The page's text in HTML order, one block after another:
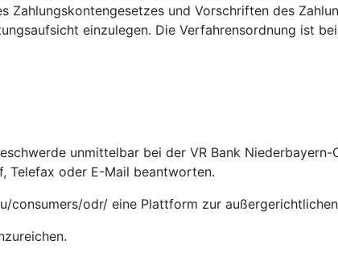
Zahlungskontengesetzes und Vorschriften des
einzulegen. Die Verfahrensordnung ist
unmittelbar bei der VR Bank
Telefax oder E-Mail beantworten.
consumers/odr/ eine Plattform zur